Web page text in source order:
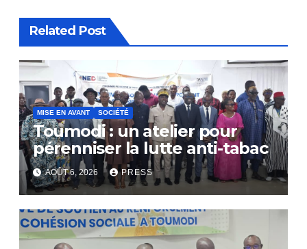
Related Post
MISE EN AVANT SOCIÉTÉ
Toumodi : un atelier pour
pérenniser la lutte anti-tabac
AOÛT 6, 2026 PRESS